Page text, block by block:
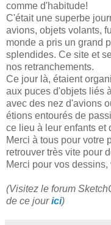
comme d'habitude!
C'était une superbe
avions, objets volants,
monde a pris un grand
splendides. Ce site et
nos retranchements.
Ce jour là, étaient
aux puces d'objets liés
avec des nez d'avions
étions entourés de
ce lieu à leur enfants et
Merci à tous pour votre
retrouver très vite pour
Merci pour vos
(Visitez le forum
de ce jourici)